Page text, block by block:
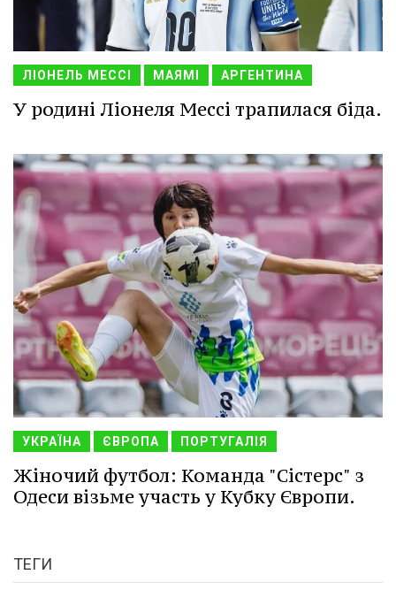
ЛІОНЕЛЬ МЕССІ МАЯМІ АРГЕНТИНА
У родині Ліонеля Мессі трапилася біда.
УКРАЇНА ЄВРОПА ПОРТУГАЛІЯ
Жіночий футбол: Команда "Сістерс" з
Одеси візьме участь у Кубку Європи.
ТЕГИ